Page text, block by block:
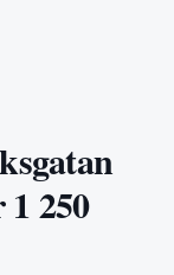
250